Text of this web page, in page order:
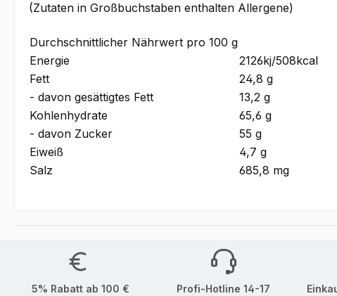
(Zutaten in Großbuchstaben enthalten Allergene)
Durchschnittlicher Nährwert pro 100 g
Energie
2126kj/508kcal
Fett
24,8 g
- davon gesättigtes Fett
13,2 g
Kohlenhydrate
65,6 g
- davon Zucker
55 g
Eiweiß
4,7 g
Salz
685,8 mg
5% Rabatt ab 100 €
Profi-Hotline 14-17